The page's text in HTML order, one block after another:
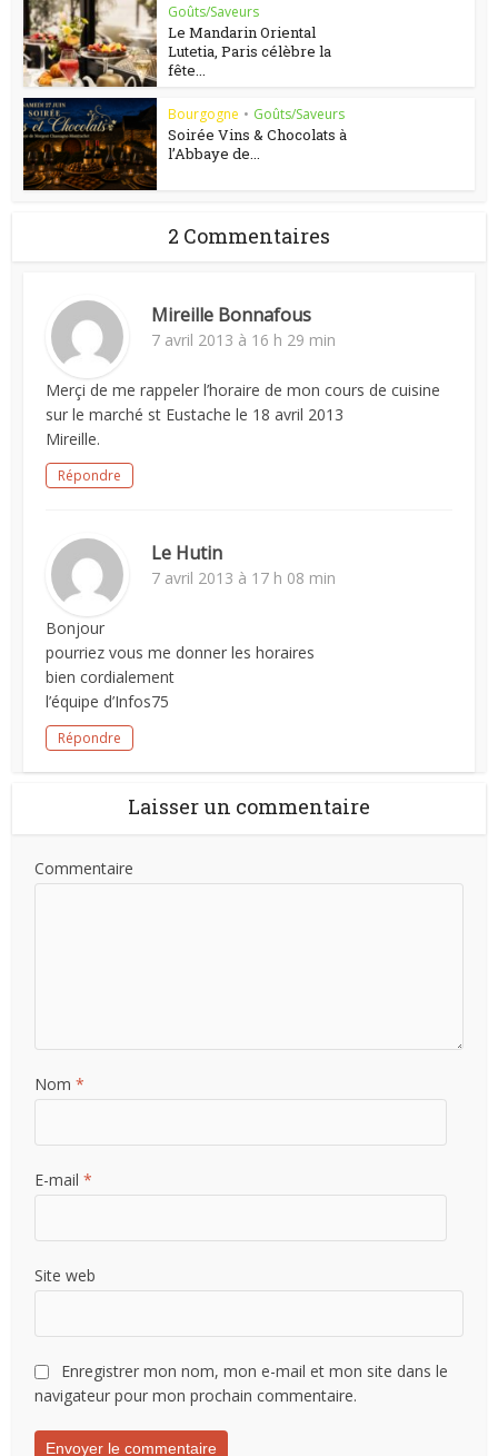
Goûts/Saveurs
Le Mandarin Oriental
Lutetia, Paris célèbre la
fête...
Bourgogne • Goûts/Saveurs
Soirée Vins & Chocolats à
l’Abbaye de...
2 Commentaires
Mireille Bonnafous
7 avril 2013 à 16 h 29 min
Merçi de me rappeler l’horaire de mon cours de cuisine
sur le marché st Eustache le 18 avril 2013
Mireille.
Répondre
Le Hutin
7 avril 2013 à 17 h 08 min
Bonjour
pourriez vous me donner les horaires
bien cordialement
l’équipe d’Infos75
Répondre
Laisser un commentaire
Commentaire
Nom*
E-mail*
Site web
Enregistrer mon nom, mon e-mail et mon site dans le
navigateur pour mon prochain commentaire.